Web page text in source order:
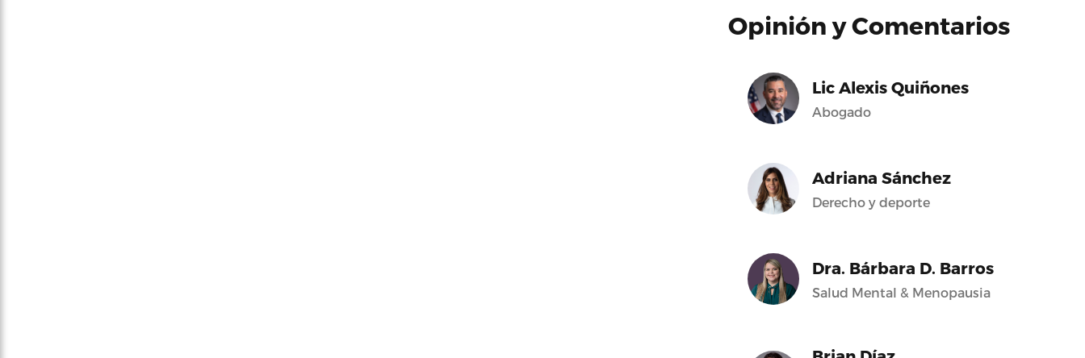
Opinión y Comentarios
Lic Alexis Quiñones
Abogado
Adriana Sánchez
Derecho y deporte
Dra. Bárbara D. Barros
Salud Mental & Menopausia